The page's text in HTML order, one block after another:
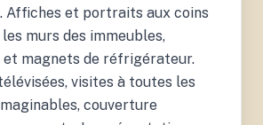
Affiches et portraits aux coins
murs des immeubles,
magnets de réfrigérateur.
visites à toutes les
couverture